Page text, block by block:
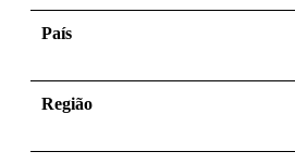
País
Região